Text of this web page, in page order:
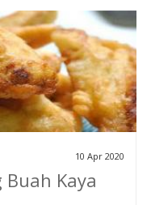
10 Apr 2020
Kaya